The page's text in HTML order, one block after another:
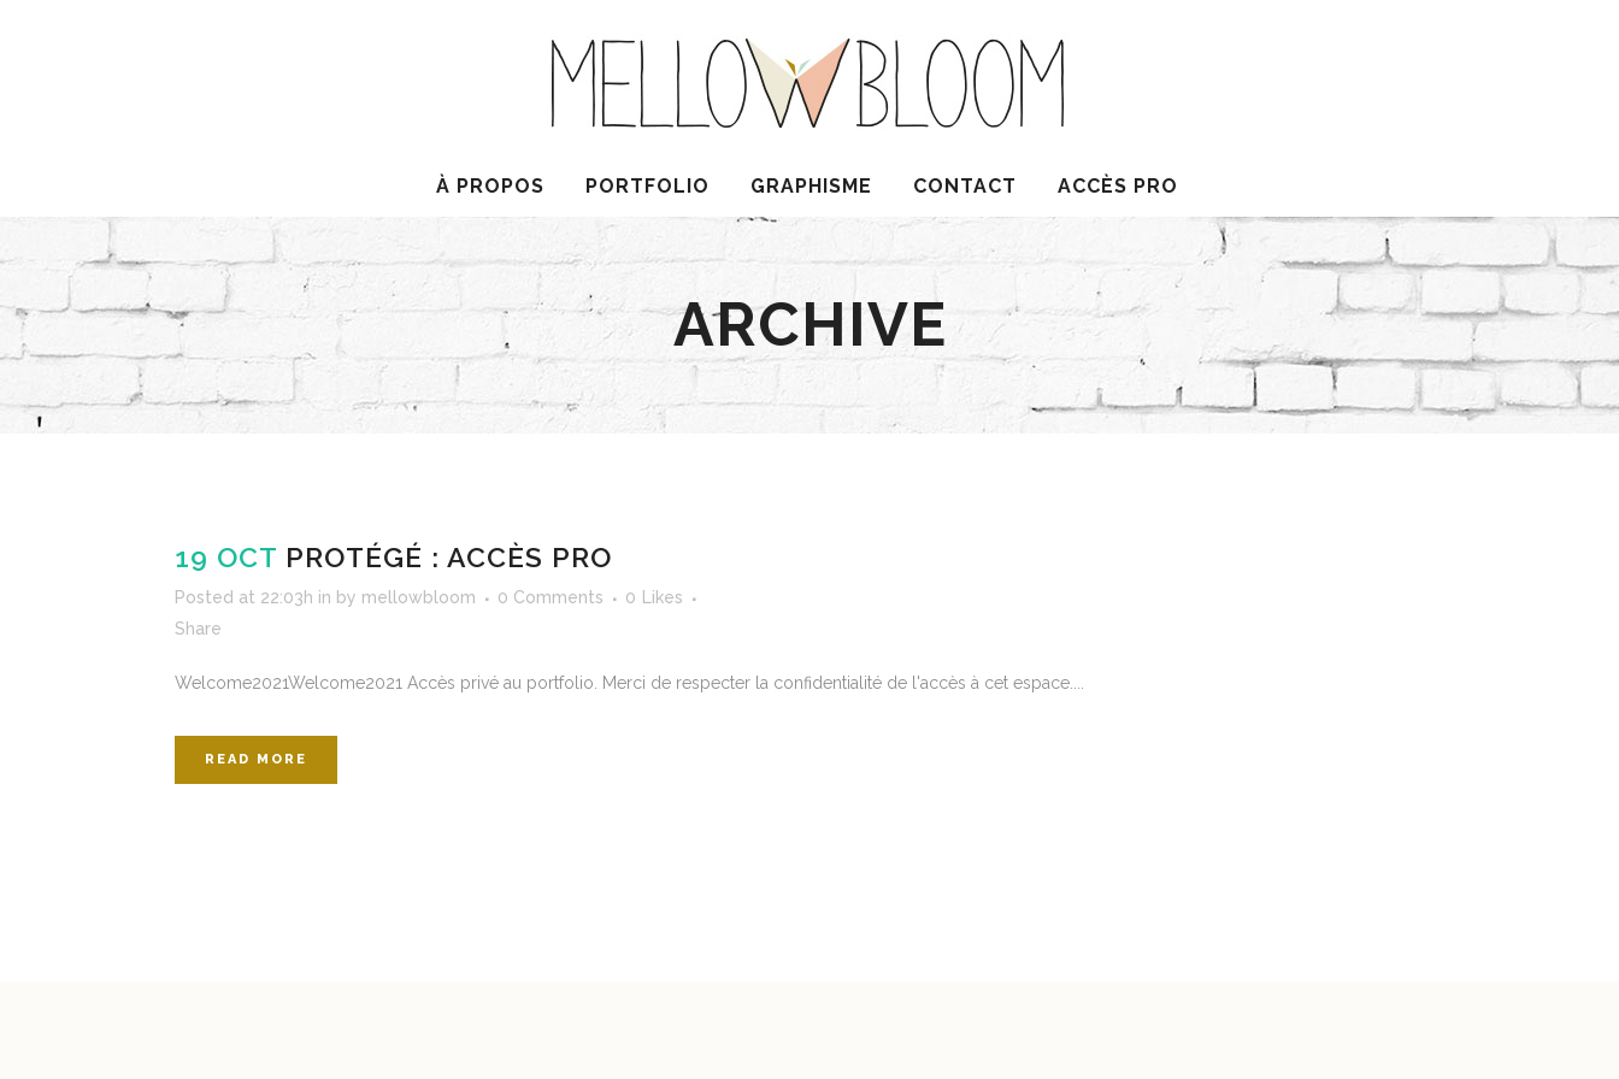
À PROPOS PORTFOLIO GRAPHISME CONTACT ACCÈS PRO
ARCHIVE
19 OCT PROTÉGÉ : ACCÈS PRO
Posted at 22:03h in by mellowbloom 0 Comments 0
Likes
Share
Welcome2021Welcome2021 Accès privé au portfolio. Merci de respecter la confidentialité de l'accès à cet espace....
READ MORE